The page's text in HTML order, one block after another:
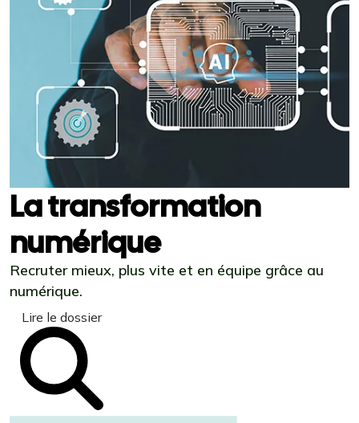
La transformation
numérique
Recruter mieux, plus vite et en équipe grâce au
numérique.
Lire le dossier